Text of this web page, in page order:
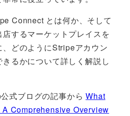
Connect とは何か、そして
するマーケットプレイスを
どのようにStripeアカウン
きるかについて詳しく解説し
式ブログの記事からWhat
Comprehensive Overview